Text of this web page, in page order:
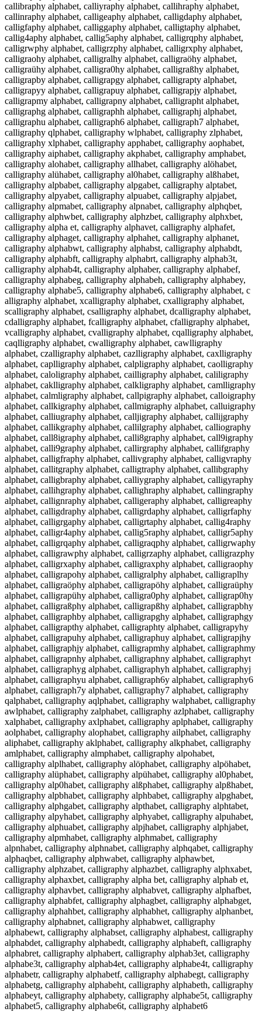
callibraphy alphabet, calliyraphy alphabet, callihraphy alphabet,
callinraphy alphabet, calligeaphy alphabet, calligdaphy alphabet,
calligfaphy alphabet, calliggaphy alphabet, calligtaphy alphabet,
callig4aphy alphabet, callig5aphy alphabet, calligrqphy alphabet,
calligrwphy alphabet, calligrzphy alphabet, calligrxphy alphabet,
calligraohy alphabet, calligralhy alphabet, calligraöhy alphabet,
calligraühy alphabet, calligra0hy alphabet, calligraßhy alphabet,
calligrapby alphabet, calligrapgy alphabet, calligrapty alphabet,
calligrapyy alphabet, calligrapuy alphabet, calligrapjy alphabet,
calligrapmy alphabet, calligrapny alphabet, calligrapht alphabet,
calligraphg alphabet, calligraphh alphabet, calligraphj alphabet,
calligraphu alphabet, calligraph6 alphabet, calligraph7 alphabet,
calligraphy qlphabet, calligraphy wlphabet, calligraphy zlphabet,
calligraphy xlphabet, calligraphy apphabet, calligraphy aophabet,
calligraphy aiphabet, calligraphy akphabet, calligraphy amphabet,
calligraphy alohabet, calligraphy allhabet, calligraphy alöhabet,
calligraphy alühabet, calligraphy al0habet, calligraphy alßhabet,
calligraphy alpbabet, calligraphy alpgabet, calligraphy alptabet,
calligraphy alpyabet, calligraphy alpuabet, calligraphy alpjabet,
calligraphy alpmabet, calligraphy alpnabet, calligraphy alphqbet,
calligraphy alphwbet, calligraphy alphzbet, calligraphy alphxbet,
calligraphy alpha et, calligraphy alphavet, calligraphy alphafet,
calligraphy alphaget, calligraphy alphahet, calligraphy alphanet,
calligraphy alphabwt, calligraphy alphabst, calligraphy alphabdt,
calligraphy alphabft, calligraphy alphabrt, calligraphy alphab3t,
calligraphy alphab4t, calligraphy alphaber, calligraphy alphabef,
calligraphy alphabeg, calligraphy alphabeh, calligraphy alphabey,
calligraphy alphabe5, calligraphy alphabe6, calligraphy alphabet, c
alligraphy alphabet, xcalligraphy alphabet, cxalligraphy alphabet,
scalligraphy alphabet, csalligraphy alphabet, dcalligraphy alphabet,
cdalligraphy alphabet, fcalligraphy alphabet, cfalligraphy alphabet,
vcalligraphy alphabet, cvalligraphy alphabet, cqalligraphy alphabet,
caqlligraphy alphabet, cwalligraphy alphabet, cawlligraphy
alphabet, czalligraphy alphabet, cazlligraphy alphabet, caxlligraphy
alphabet, caplligraphy alphabet, calpligraphy alphabet, caolligraphy
alphabet, caloligraphy alphabet, cailligraphy alphabet, caliligraphy
alphabet, caklligraphy alphabet, calkligraphy alphabet, camlligraphy
alphabet, calmligraphy alphabet, callpigraphy alphabet, calloigraphy
alphabet, callkigraphy alphabet, callmigraphy alphabet, calluigraphy
alphabet, calliugraphy alphabet, calljigraphy alphabet, callijgraphy
alphabet, callikgraphy alphabet, callilgraphy alphabet, calliography
alphabet, call8igraphy alphabet, calli8graphy alphabet, call9igraphy
alphabet, calli9graphy alphabet, callirgraphy alphabet, callifgraphy
alphabet, calligfraphy alphabet, callivgraphy alphabet, calligvraphy
alphabet, callitgraphy alphabet, calligtraphy alphabet, callibgraphy
alphabet, calligbraphy alphabet, calliygraphy alphabet, calligyraphy
alphabet, callihgraphy alphabet, callighraphy alphabet, callingraphy
alphabet, callignraphy alphabet, calligeraphy alphabet, calligreaphy
alphabet, calligdraphy alphabet, calligrdaphy alphabet, calligrfaphy
alphabet, calligrgaphy alphabet, calligrtaphy alphabet, callig4raphy
alphabet, calligr4aphy alphabet, callig5raphy alphabet, calligr5aphy
alphabet, calligrqaphy alphabet, calligraqphy alphabet, calligrwaphy
alphabet, calligrawphy alphabet, calligrzaphy alphabet, calligrazphy
alphabet, calligrxaphy alphabet, calligraxphy alphabet, calligraophy
alphabet, calligrapohy alphabet, calligralphy alphabet, calligraplhy
alphabet, calligraöphy alphabet, calligrapöhy alphabet, calligraüphy
alphabet, calligrapühy alphabet, calligra0phy alphabet, calligrap0hy
alphabet, calligraßphy alphabet, calligrapßhy alphabet, calligrapbhy
alphabet, calligraphby alphabet, calligrapghy alphabet, calligraphgy
alphabet, calligrapthy alphabet, calligraphty alphabet, calligrapyhy
alphabet, calligrapuhy alphabet, calligraphuy alphabet, calligrapjhy
alphabet, calligraphjy alphabet, calligrapmhy alphabet, calligraphmy
alphabet, calligrapnhy alphabet, calligraphny alphabet, calligraphyt
alphabet, calligraphyg alphabet, calligraphyh alphabet, calligraphyj
alphabet, calligraphyu alphabet, calligraph6y alphabet, calligraphy6
alphabet, calligraph7y alphabet, calligraphy7 alphabet, calligraphy
qalphabet, calligraphy aqlphabet, calligraphy walphabet, calligraphy
awlphabet, calligraphy zalphabet, calligraphy azlphabet, calligraphy
xalphabet, calligraphy axlphabet, calligraphy aplphabet, calligraphy
aolphabet, calligraphy alophabet, calligraphy ailphabet, calligraphy
aliphabet, calligraphy aklphabet, calligraphy alkphabet, calligraphy
amlphabet, calligraphy almphabet, calligraphy alpohabet,
calligraphy alplhabet, calligraphy alöphabet, calligraphy alpöhabet,
calligraphy alüphabet, calligraphy alpühabet, calligraphy al0phabet,
calligraphy alp0habet, calligraphy alßphabet, calligraphy alpßhabet,
calligraphy alpbhabet, calligraphy alphbabet, calligraphy alpghabet,
calligraphy alphgabet, calligraphy alpthabet, calligraphy alphtabet,
calligraphy alpyhabet, calligraphy alphyabet, calligraphy alpuhabet,
calligraphy alphuabet, calligraphy alpjhabet, calligraphy alphjabet,
calligraphy alpmhabet, calligraphy alphmabet, calligraphy
alpnhabet, calligraphy alphnabet, calligraphy alphqabet, calligraphy
alphaqbet, calligraphy alphwabet, calligraphy alphawbet,
calligraphy alphzabet, calligraphy alphazbet, calligraphy alphxabet,
calligraphy alphaxbet, calligraphy alpha bet, calligraphy alphab et,
calligraphy alphavbet, calligraphy alphabvet, calligraphy alphafbet,
calligraphy alphabfet, calligraphy alphagbet, calligraphy alphabget,
calligraphy alphahbet, calligraphy alphabhet, calligraphy alphanbet,
calligraphy alphabnet, calligraphy alphabwet, calligraphy
alphabewt, calligraphy alphabset, calligraphy alphabest, calligraphy
alphabdet, calligraphy alphabedt, calligraphy alphabeft, calligraphy
alphabret, calligraphy alphabert, calligraphy alphab3et, calligraphy
alphabe3t, calligraphy alphab4et, calligraphy alphabe4t, calligraphy
alphabetr, calligraphy alphabetf, calligraphy alphabegt, calligraphy
alphabetg, calligraphy alphabeht, calligraphy alphabeth, calligraphy
alphabeyt, calligraphy alphabety, calligraphy alphabe5t, calligraphy
alphabet5, calligraphy alphabe6t, calligraphy alphabet6